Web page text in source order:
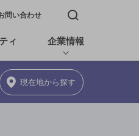
問い合わせ 検索窓を開く
ィ 企業情報
現在地から探す